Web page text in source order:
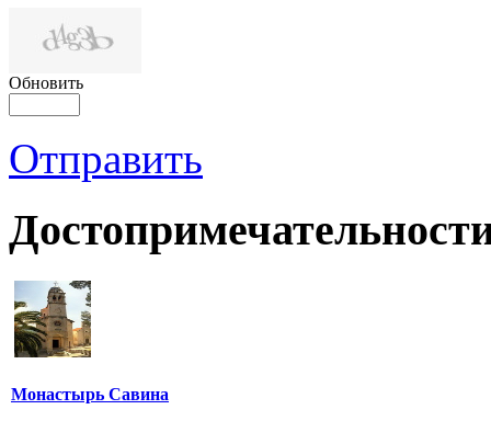
Обновить
Отправить
Монастырь Савина